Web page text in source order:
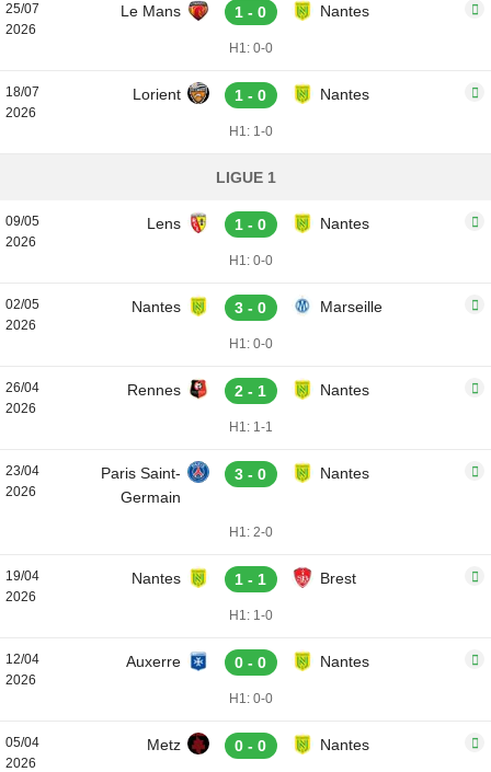
25/07
2026
Le Mans 1 - 0 Nantes
H1: 0-0
18/07
2026
Lorient 1 - 0 Nantes
H1: 1-0
LIGUE 1
09/05
2026
Lens 1 - 0 Nantes
H1: 0-0
02/05
2026
Nantes 3 - 0 Marseille
H1: 0-0
26/04
2026
Rennes 2 - 1 Nantes
H1: 1-1
23/04
2026
Paris Saint-
Germain
3 - 0 Nantes
H1: 2-0
19/04
2026
Nantes 1 - 1 Brest
H1: 1-0
12/04
2026
Auxerre 0 - 0 Nantes
H1: 0-0
05/04
2026
Metz 0 - 0 Nantes